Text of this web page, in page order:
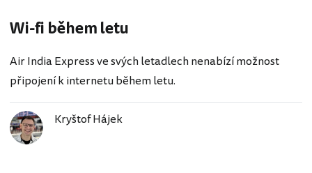
Wi-fi během letu
Air India Express ve svých letadlech nenabízí možnost
připojení k internetu během letu.
Kryštof Hájek